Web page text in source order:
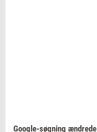
Google-​søgning æn­dre­de